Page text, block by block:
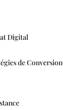
Digital
de Conversion